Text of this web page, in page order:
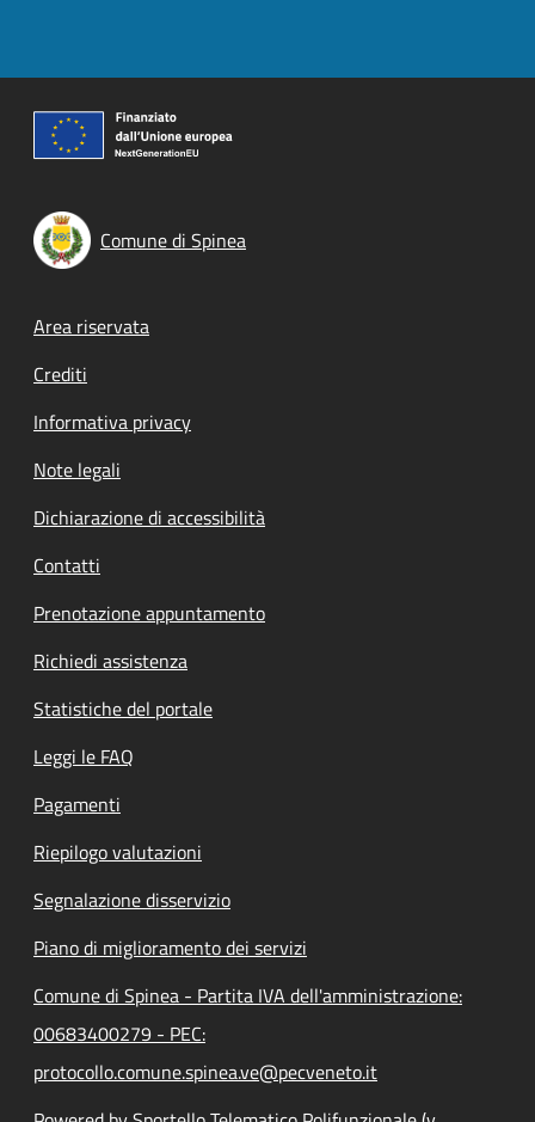
Comune di Spinea
Footer menu
Area riservata
Crediti
Informativa privacy
Note legali
Dichiarazione di accessibilità
Contatti
Prenotazione appuntamento
Richiedi assistenza
Statistiche del portale
Leggi le FAQ
Pagamenti
Riepilogo valutazioni
Segnalazione disservizio
Piano di miglioramento dei servizi
Comune di Spinea - Partita IVA dell'amministrazione:
00683400279 - PEC:
protocollo.comune.spinea.ve@pecveneto.it